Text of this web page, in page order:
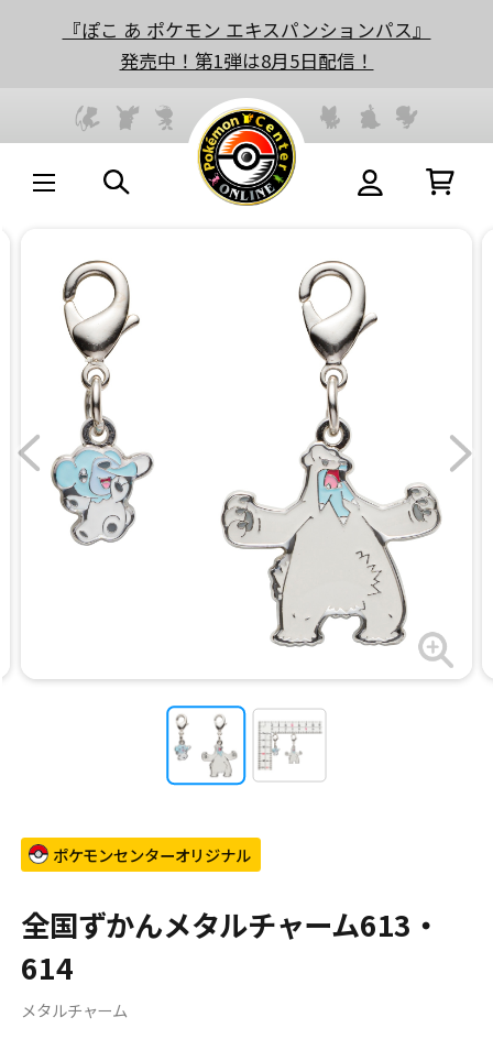
『ぽこ あ ポケモン エキスパンションパス』
発売中！第1弾は8月5日配信！
ポケモンセンターオリジナル
全国ずかんメタルチャーム613・
614
メタルチャーム